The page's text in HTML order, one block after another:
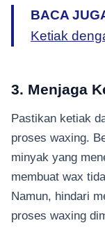
BACA
Ketiak
3. Menjaga
Pastikan ketiak
proses waxing.
minyak yang
membuat wax
Namun, hindari
proses waxing